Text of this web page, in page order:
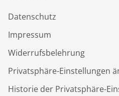
Datenschutz
Impressum
Widerrufsbelehrung
Privatsphäre-Einstellungen
Historie der Privatsphäre-